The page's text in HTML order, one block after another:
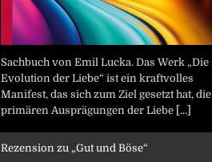
Sachbuch von Emil Lucka. Das Werk „Die
Evolution der Liebe“ ist ein kraftvolles
Manifest, das sich zum Ziel gesetzt hat, die
primären Ausprägungen der Liebe [...]
Rezension zu „Gut und Böse“